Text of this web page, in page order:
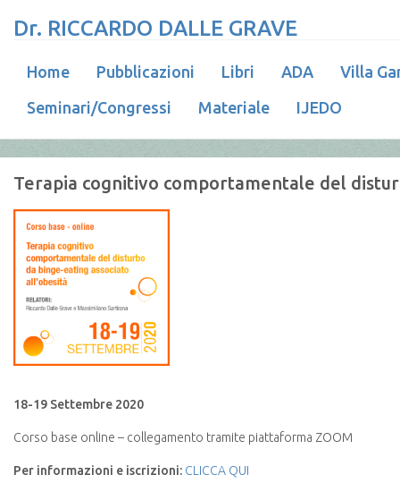
Dr. RICCARDO DALLE GRAVE
Home Pubblicazioni Libri ADA
Villa
Seminari/Congressi
Materiale IJEDO
Terapia cognitivo comportamentale del
18-19 Settembre 2020
Corso base online – collegamento tramite piattaforma ZOOM
Per informazioni e iscrizioni: CLICCA QUI